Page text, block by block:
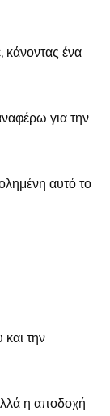
κάνοντας ένα
για την
αυτό το
την
η αποδοχή